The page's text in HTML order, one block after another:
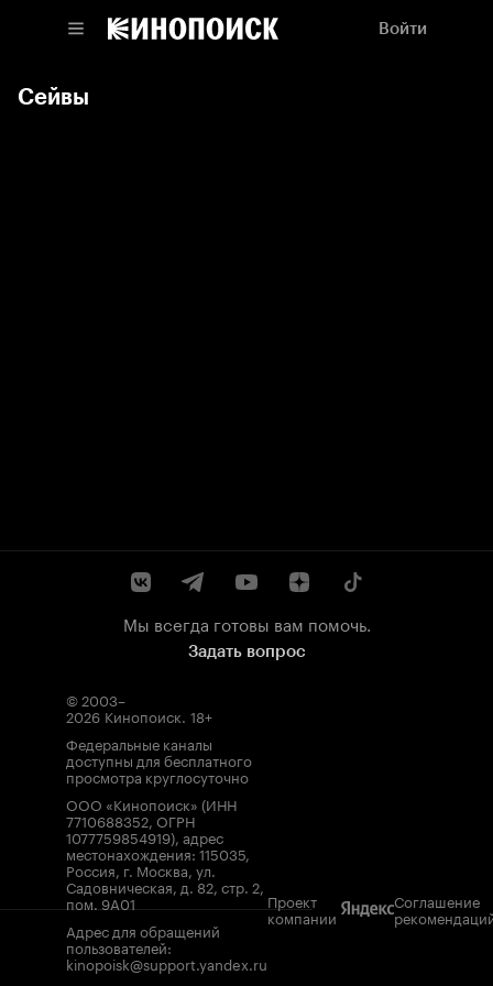
Войти
Сейвы
Мы всегда готовы вам помочь.
Задать вопрос
© 2003–
2026 Кинопоиск. 18+
Федеральные каналы
доступны для бесплатного
просмотра круглосуточно
ООО «Кинопоиск» (ИНН
7710688352, ОГРН
1077759854919), адрес
местонахождения: 115035,
Россия, г. Москва, ул.
Садовническая, д. 82, стр. 2,
пом. 9А01
Адрес для обращений
пользователей:
kinopoisk@support.yandex.ru
Проект
компании
Соглашение